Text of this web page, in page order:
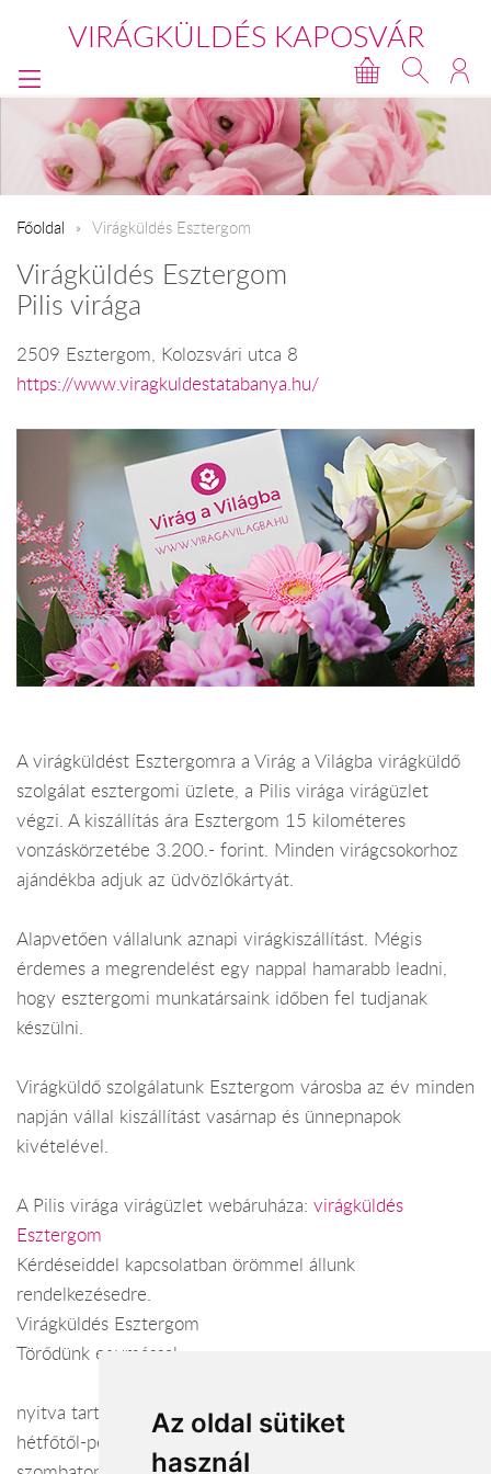
Az oldal sütiket
használ
VIRÁGKÜLDÉS KAPOSVÁR
Főoldal Virágküldés Esztergom
Virágküldés Esztergom
Pilis virága
2509 Esztergom, Kolozsvári utca 8
https://www.viragkuldestatabanya.hu/
A virágküldést Esztergomra a Virág a Világba virágküldő
szolgálat esztergomi üzlete, a Pilis virága virágüzlet
végzi. A kiszállítás ára Esztergom 15 kilométeres
vonzáskörzetébe 3.200.- forint. Minden virágcsokorhoz
ajándékba adjuk az üdvözlőkártyát.
Alapvetően vállalunk aznapi virágkiszállítást. Mégis
érdemes a megrendelést egy nappal hamarabb leadni,
hogy esztergomi munkatársaink időben fel tudjanak
készülni.
Virágküldő szolgálatunk Esztergom városba az év minden
napján vállal kiszállítást vasárnap és ünnepnapok
kivételével.
A Pilis virága virágüzlet webáruháza: virágküldés
Esztergom
Kérdéseiddel kapcsolatban örömmel állunk
rendelkezésedre.
Virágküldés Esztergom
Törődünk egymással
nyitva tartás:
hétfőtől-péntekig: 8:00 - 18:00